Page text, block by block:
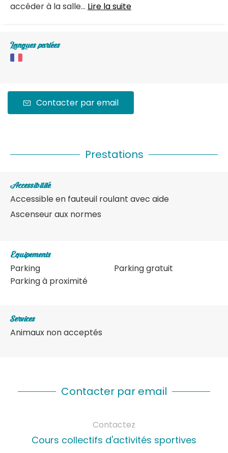
accéder à la salle... Lire la suite
Langues parlées
Contacter par email
Prestations
Accessibilité
Accessible en fauteuil roulant avec aide
Ascenseur aux normes
Equipements
Parking
Parking à proximité
Parking gratuit
Services
Animaux non acceptés
Contacter par email
Contactez
Cours collectifs d'activités sportives